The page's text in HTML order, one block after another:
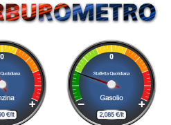
2009 alle 14.50.